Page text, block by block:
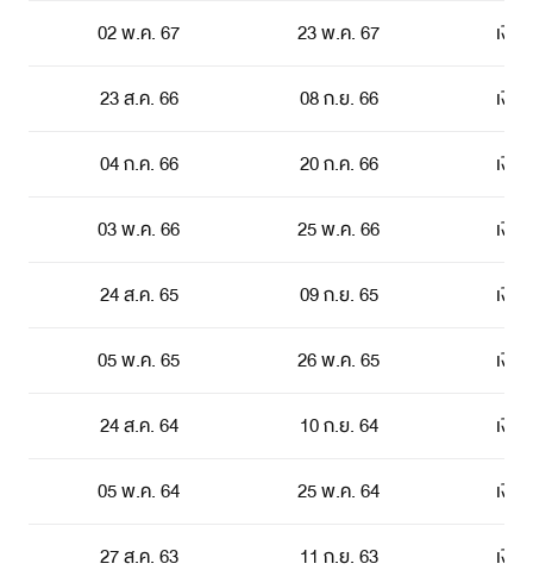
02 พ.ค. 67 23 พ.ค. 67 เงิน
23 ส.ค. 66 08 ก.ย. 66 เงิน
04 ก.ค. 66 20 ก.ค. 66 เงิน
03 พ.ค. 66 25 พ.ค. 66 เงิน
24 ส.ค. 65 09 ก.ย. 65 เงิน
05 พ.ค. 65 26 พ.ค. 65 เงิน
24 ส.ค. 64 10 ก.ย. 64 เงิน
05 พ.ค. 64 25 พ.ค. 64 เงิน
27 ส.ค. 63 11 ก.ย. 63 เงิน